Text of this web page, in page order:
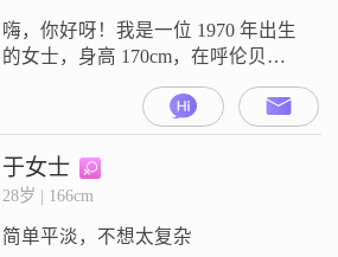
嗨，你好呀！我是一位 1970 年出生
的女士，身高 170cm，在呼伦贝尔
工作##3002##我的收入每月在 3000
元以下，学历是高中及以下
##3002##我这个人呐，性格随和，
特别容易相处，真诚可靠是我一直
以来的准则##3002##我很注重健康
会注意饮食等方面##3002##我是个
于女士
28岁 | 166cm
简单平淡，不想太复杂